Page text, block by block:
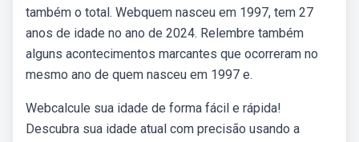
também o total. Webquem nasceu em 1997, tem 27
anos de idade no ano de 2024. Relembre também
alguns acontecimentos marcantes que ocorreram no
mesmo ano de quem nasceu em 1997 e.
Webcalcule sua idade de forma fácil e rápida!
Descubra sua idade atual com precisão usando a